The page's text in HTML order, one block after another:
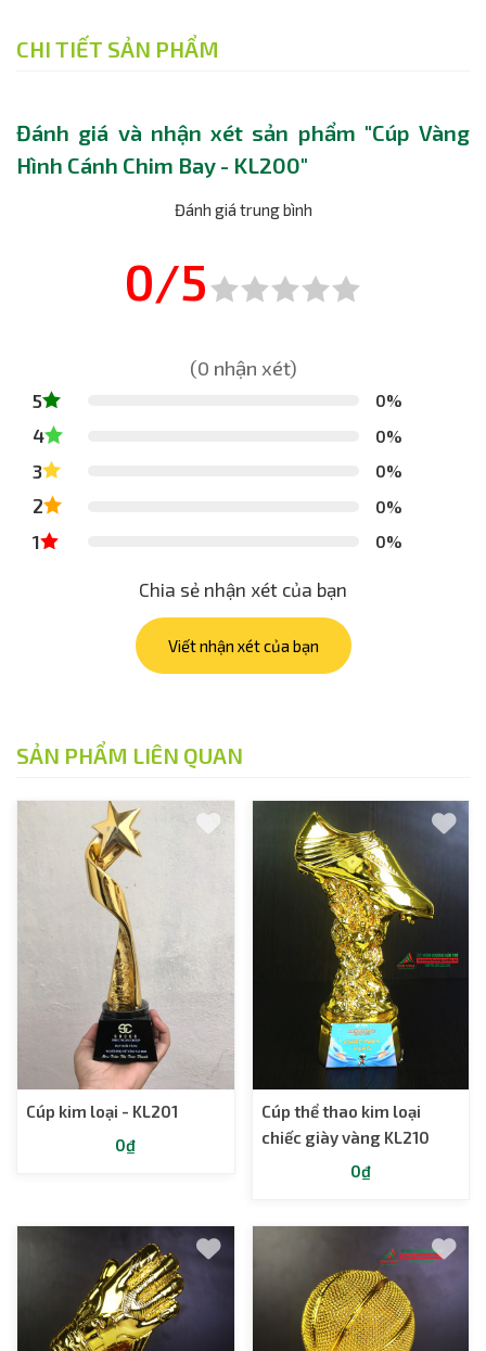
CHI TIẾT SẢN PHẨM
Đánh giá và nhận xét sản phẩm "Cúp Vàng
Hình Cánh Chim Bay - KL200"
Đánh giá trung bình
0/5
(0 nhận xét)
5 0%
4 0%
3 0%
2 0%
1 0%
Chia sẻ nhận xét của bạn
Viết nhận xét của bạn
SẢN PHẨM LIÊN QUAN
Cúp kim loại - KL201
0₫
Cúp thể thao kim loại
chiếc giày vàng KL210
0₫